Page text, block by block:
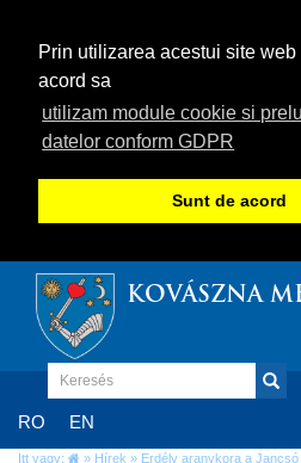
Prin utilizarea acestui site web
acord sa
utilizam module cookie si
datelor conform GDPR
Sunt de acord
KOVÁSZNA
RO EN
Itt vagy: » Hírek » Erdély aranykora a